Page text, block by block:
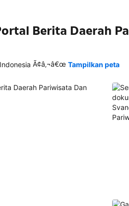
Berita Daerah
Ã¢â‚¬â€œ Tampilkan peta